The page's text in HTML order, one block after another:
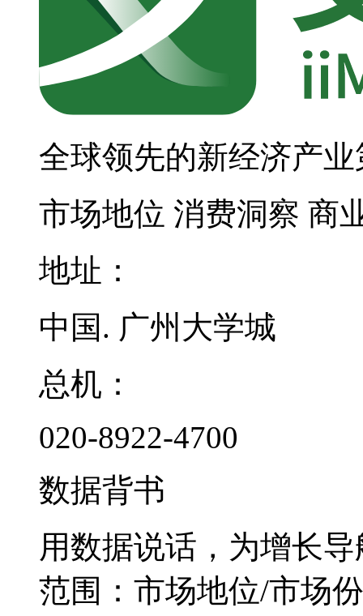
全球领先的新经济产
市场地位 消费洞察 商
地址：
中国. 广州大学城
总机：
020-8922-4700
数据背书
用数据说话，为增长导
范围：市场地位/市场